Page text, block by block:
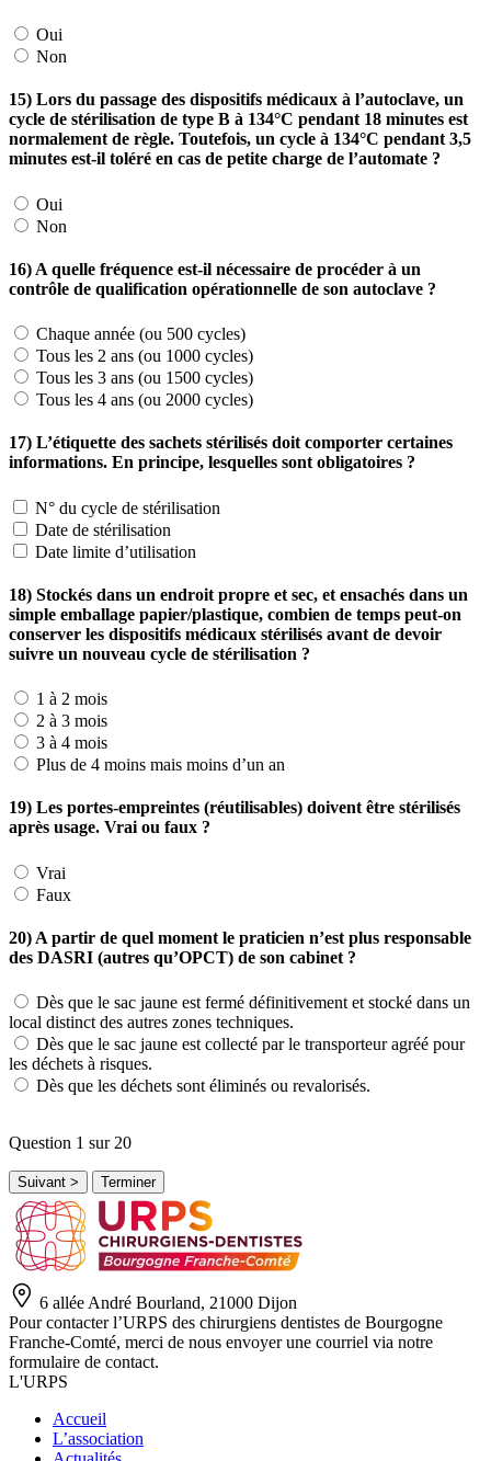
Oui
Non
15) Lors du passage des dispositifs médicaux à l’autoclave, un
cycle de stérilisation de type B à 134°C pendant 18 minutes est
normalement de règle. Toutefois, un cycle à 134°C pendant 3,5
minutes est-il toléré en cas de petite charge de l’automate ?
Oui
Non
16) A quelle fréquence est-il nécessaire de procéder à un
contrôle de qualification opérationnelle de son autoclave ?
Chaque année (ou 500 cycles)
Tous les 2 ans (ou 1000 cycles)
Tous les 3 ans (ou 1500 cycles)
Tous les 4 ans (ou 2000 cycles)
17) L’étiquette des sachets stérilisés doit comporter certaines
informations. En principe, lesquelles sont obligatoires ?
N° du cycle de stérilisation
Date de stérilisation
Date limite d’utilisation
18) Stockés dans un endroit propre et sec, et ensachés dans un
simple emballage papier/plastique, combien de temps peut-on
conserver les dispositifs médicaux stérilisés avant de devoir
suivre un nouveau cycle de stérilisation ?
1 à 2 mois
2 à 3 mois
3 à 4 mois
Plus de 4 moins mais moins d’un an
19) Les portes-empreintes (réutilisables) doivent être stérilisés
après usage. Vrai ou faux ?
Vrai
Faux
20) A partir de quel moment le praticien n’est plus responsable
des DASRI (autres qu’OPCT) de son cabinet ?
Dès que le sac jaune est fermé définitivement et stocké dans un
local distinct des autres zones techniques.
Dès que le sac jaune est collecté par le transporteur agréé pour
les déchets à risques.
Dès que les déchets sont éliminés ou revalorisés.
Question 1 sur 20
6 allée André Bourland, 21000 Dijon
Pour contacter l’URPS des chirurgiens dentistes de Bourgogne
Franche-Comté, merci de nous envoyer une courriel via notre
formulaire de contact.
L'URPS
Accueil
L’association